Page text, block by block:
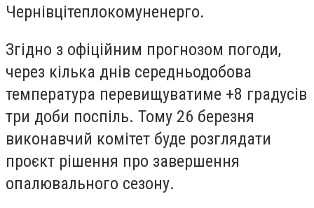
Чернівцітеплокомуненерго.
Згідно з офіційним прогнозом погоди,
через кілька днів середньодобова
температура перевищуватиме +8 градусів
три доби поспіль. Тому 26 березня
виконавчий комітет буде розглядати
проєкт рішення про завершення
опалювального сезону.